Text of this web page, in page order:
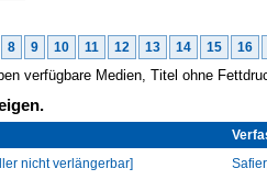
8 9 10 11 12 13 14 15 16
verfügbare Medien, Titel ohne
nicht verlängerbar]